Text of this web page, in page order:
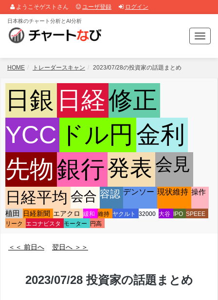
ようこそゲストさん ユーザ登録 ログイン
T
o
g
日本株のチャート分析とAI分析
HOME トレーダースキャン 2023/07/28の投資家の話題まとめ
日銀 日経修正
YCC ドル円 金利
先物銀行発表 会見
日経平均 会合 容認 デンソー 現状維持 操作
植田 日経新聞 エアクロ 緩和 維持 ヤクルト 32000 大谷 IPO SPEEE
リーク
エコナビスタ モーター 円高
＜＜ 前日へ 翌日へ ＞＞
2023/07/28 投資家の話題まとめ